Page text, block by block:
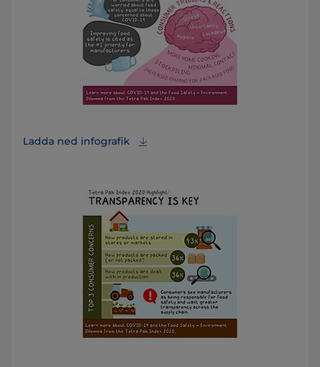
Ladda ned infografik